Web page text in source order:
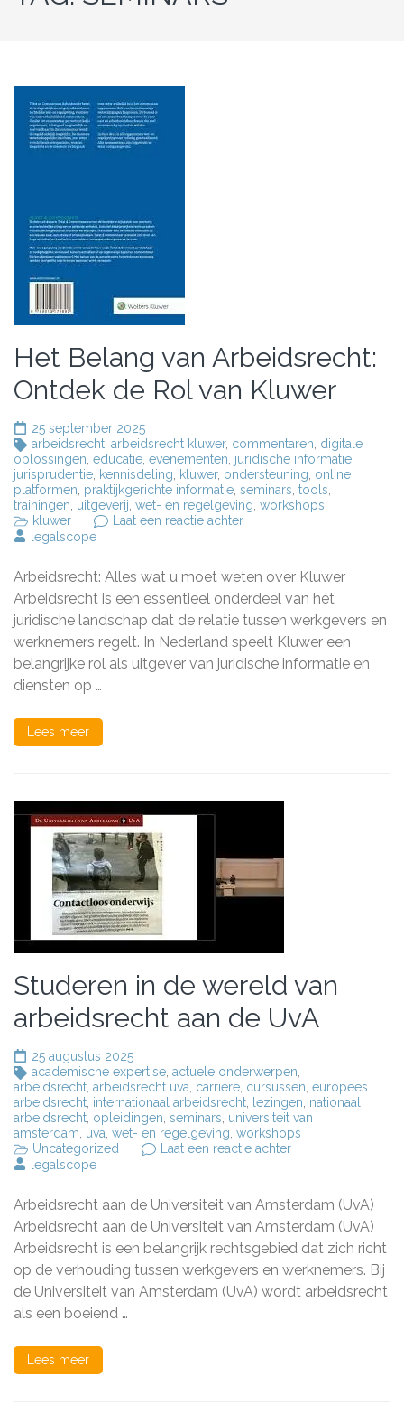
Het Belang van Arbeidsrecht:
Ontdek de Rol van Kluwer
25 september 2025
arbeidsrecht arbeidsrecht kluwer, commentaren digitale
oplossingen educatie evenementen juridische informatie
jurisprudentie kennisdeling kluwer, ondersteuning online
platformen praktijkgerichte informatie seminars tools
trainingen uitgeverij wet- en regelgeving workshops
kluwer
Laat een reactie achterop
Arbeidsrecht:
Ontdek
de
Rol
van
Kluwer
legalscope
Arbeidsrecht: Alles wat u moet weten over Kluwer
Arbeidsrecht is een essentieel onderdeel van het
juridische landschap dat de relatie tussen werkgevers en
werknemers regelt. In Nederland speelt Kluwer een
belangrijke rol als uitgever van juridische informatie en
diensten op …
Lees meer
Studeren in de wereld van
arbeidsrecht aan de UvA
25 augustus 2025
academische expertise actuele onderwerpen
arbeidsrecht arbeidsrecht uva carrière cursussen europees
arbeidsrecht internationaal arbeidsrecht lezingen nationaal
arbeidsrecht opleidingen seminars universiteit van
amsterdam uva wet- en regelgeving workshops
Uncategorized
Laat een reactie achterop
wereld
van
arbeidsrecht
aan
de
UvA
legalscope
Arbeidsrecht aan de Universiteit van Amsterdam (UvA)
Arbeidsrecht aan de Universiteit van Amsterdam (UvA)
Arbeidsrecht is een belangrijk rechtsgebied dat zich richt
op de verhouding tussen werkgevers en werknemers. Bij
de Universiteit van Amsterdam (UvA) wordt arbeidsrecht
als een boeiend …
Lees meer